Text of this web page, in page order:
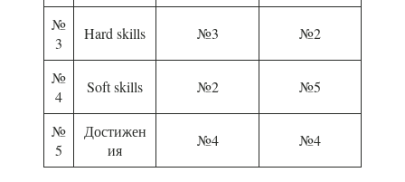
№
3
Hard skills №3 №2
№
4
Soft skills №2 №5
№
5
Достижен
ия
№4 №4